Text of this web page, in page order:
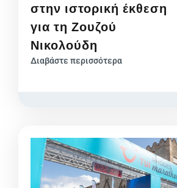
στην ιστορική έκθεση
για τη Ζουζού
Νικολούδη
Διαβάστε περισσότερα